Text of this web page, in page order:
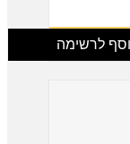
לרשימה